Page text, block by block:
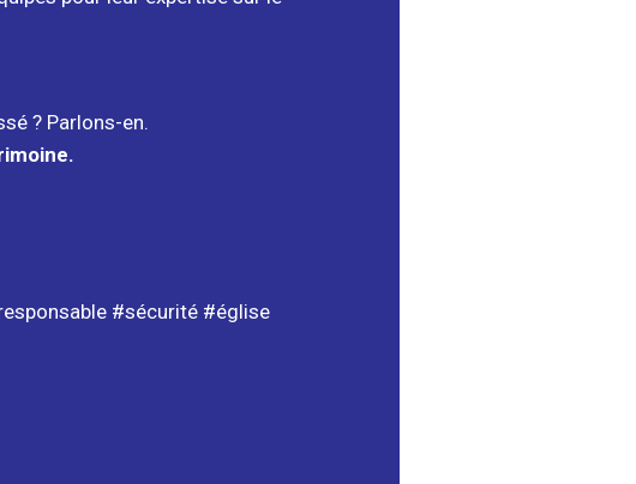
? Parlons-en.
#sécurité #église